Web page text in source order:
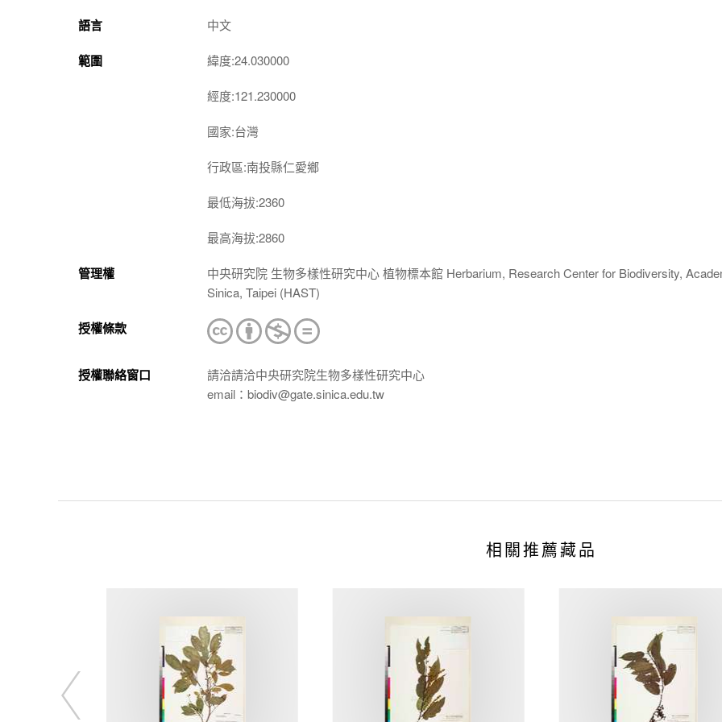
語言 中文
範圍 緯度:24.030000
經度:121.230000
國家:台灣
行政區:南投縣仁愛鄉
最低海拔:2360
最高海拔:2860
管理權
中央研究院 生物多樣性研究中心 植物標本館 Herbarium, Research Center for Biodiversity,
Sinica, Taipei (HAST)
授權條款
授權聯絡窗口
請洽請洽中央研究院生物多樣性研究中心
email：biodiv@gate.sinica.edu.tw
相關推薦藏品